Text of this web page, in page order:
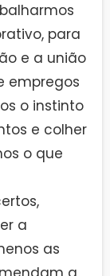
para
e a união
empregos
o instinto
e colher
o que
a
as